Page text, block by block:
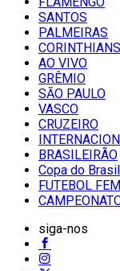
SANTOS
PALMEIRAS
CORINTHIANS
AO VIVO
GRÊMIO
SĀO PAULO
VASCO
CRUZEIRO
BRASILEIRÃO
Copa do Brasil
FUTEBOL
siga-nos